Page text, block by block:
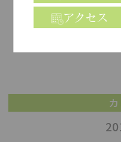
アクセス